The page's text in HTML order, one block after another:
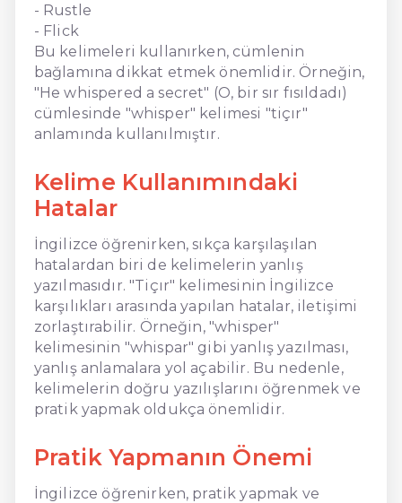
- Rustle
- Flick
Bu kelimeleri kullanırken, cümlenin
bağlamına dikkat etmek önemlidir. Örneğin,
"He whispered a secret" (O, bir sır fısıldadı)
cümlesinde "whisper" kelimesi "tiçır"
anlamında kullanılmıştır.
Kelime Kullanımındaki
Hatalar
İngilizce öğrenirken, sıkça karşılaşılan
hatalardan biri de kelimelerin yanlış
yazılmasıdır. "Tiçır" kelimesinin İngilizce
karşılıkları arasında yapılan hatalar, iletişimi
zorlaştırabilir. Örneğin, "whisper"
kelimesinin "whispar" gibi yanlış yazılması,
yanlış anlamalara yol açabilir. Bu nedenle,
kelimelerin doğru yazılışlarını öğrenmek ve
pratik yapmak oldukça önemlidir.
Pratik Yapmanın Önemi
İngilizce öğrenirken, pratik yapmak ve